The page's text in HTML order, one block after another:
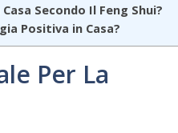
Secondo Il Feng Shui?
Positiva in Casa?
Per La